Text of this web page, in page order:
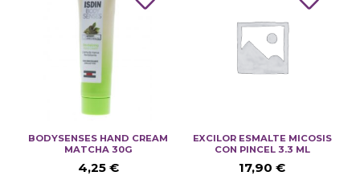
BODYSENSES HAND CREAM
MATCHA 30G
4,25 €
EXCILOR ESMALTE MICOSIS
CON PINCEL 3.3 ML
17,90 €